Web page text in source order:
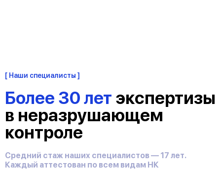
Средний стаж наших специалистов — 17 лет.
Каждый аттестован по всем видам НК
Наши специалисты
Более 30 лет экспертизы
в неразрушающем
контроле